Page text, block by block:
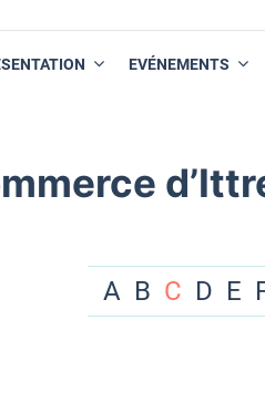
EVÉNEMENTS
A B C D E